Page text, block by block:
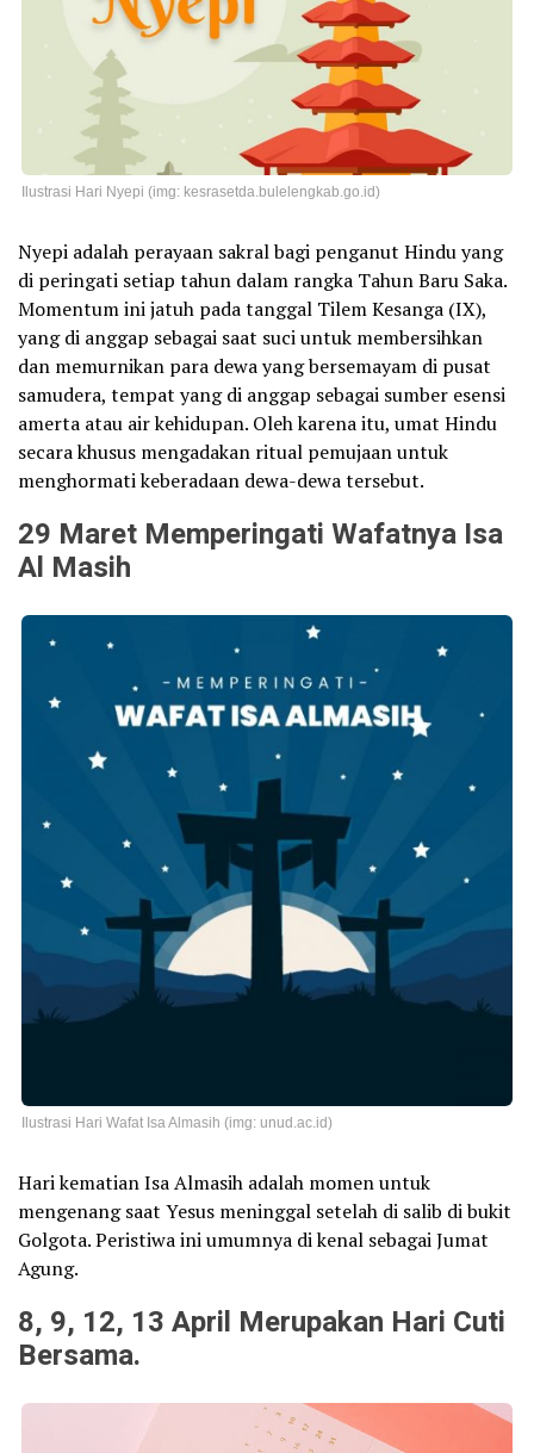
Ilustrasi Hari Nyepi (img: kesrasetda.bulelengkab.go.id)
Nyepi adalah perayaan sakral bagi penganut Hindu yang
di peringati setiap tahun dalam rangka Tahun Baru Saka.
Momentum ini jatuh pada tanggal Tilem Kesanga (IX),
yang di anggap sebagai saat suci untuk membersihkan
dan memurnikan para dewa yang bersemayam di pusat
samudera, tempat yang di anggap sebagai sumber esensi
amerta atau air kehidupan. Oleh karena itu, umat Hindu
secara khusus mengadakan ritual pemujaan untuk
menghormati keberadaan dewa-dewa tersebut.
29 Maret Memperingati Wafatnya Isa
Al Masih
Ilustrasi Hari Wafat Isa Almasih (img: unud.ac.id)
Hari kematian Isa Almasih adalah momen untuk
mengenang saat Yesus meninggal setelah di salib di bukit
Golgota. Peristiwa ini umumnya di kenal sebagai Jumat
Agung.
8, 9, 12, 13 April Merupakan Hari Cuti
Bersama.